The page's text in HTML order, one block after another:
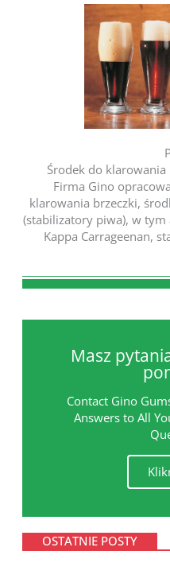
Środek do
Firma Gino
klarowania brzeczki,
(stabilizatory piwa), w tym
Kappa Carrageenan,
Masz
Contact Gino
Answers to All
OSTATNIE POSTY